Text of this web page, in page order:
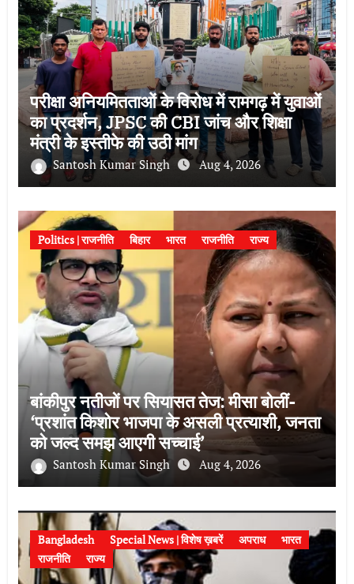
परीक्षा अनियमितताओं के विरोध में रामगढ़ में युवाओं
का प्रदर्शन, JPSC की CBI जांच और शिक्षा
मंत्री के इस्तीफे की उठी मांग
Santosh Kumar Singh Aug 4, 2026
Politics | राजनीति बिहार भारत राजनीति राज्य
बांकीपुर नतीजों पर सियासत तेज: मीसा बोलीं-
‘प्रशांत किशोर भाजपा के असली प्रत्याशी, जनता
को जल्द समझ आएगी सच्चाई’
Santosh Kumar Singh Aug 4, 2026
Bangladesh Special News | विशेष ख़बरें अपराध
भारत
राजनीति
राज्य